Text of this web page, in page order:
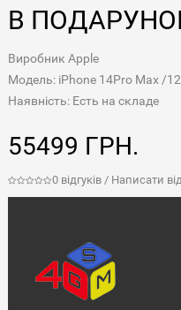
В
Виробник Apple
Модель: iPhone 14Pro Max /
Наявність: Есть на складе
55499 ГРН.
0 відгуків / Написати